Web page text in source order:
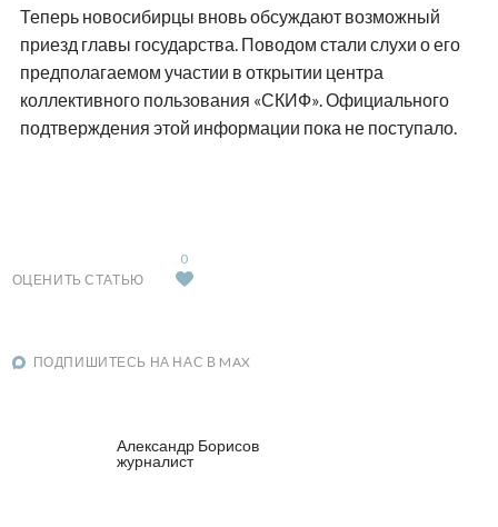
Теперь новосибирцы вновь обсуждают возможный
приезд главы государства. Поводом стали слухи о его
предполагаемом участии в открытии центра
коллективного пользования «СКИФ». Официального
подтверждения этой информации пока не поступало.
ОЦЕНИТЬ СТАТЬЮ
0
ПОДПИШИТЕСЬ НА НАС В MAX
Александр Борисов
журналист